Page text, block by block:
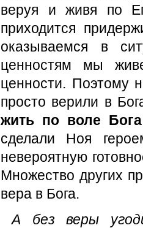
веруя и живя по
приходится
оказываемся в
ценностям мы
ценности. Поэтому
просто верили в
жить по воле
сделали Ноя
невероятную
Множество других
вера в Бога.
А без веры